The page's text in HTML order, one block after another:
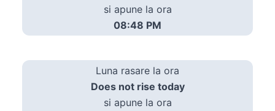
si apune la ora
08:48 PM
Luna rasare la ora
Does not rise today
si apune la ora